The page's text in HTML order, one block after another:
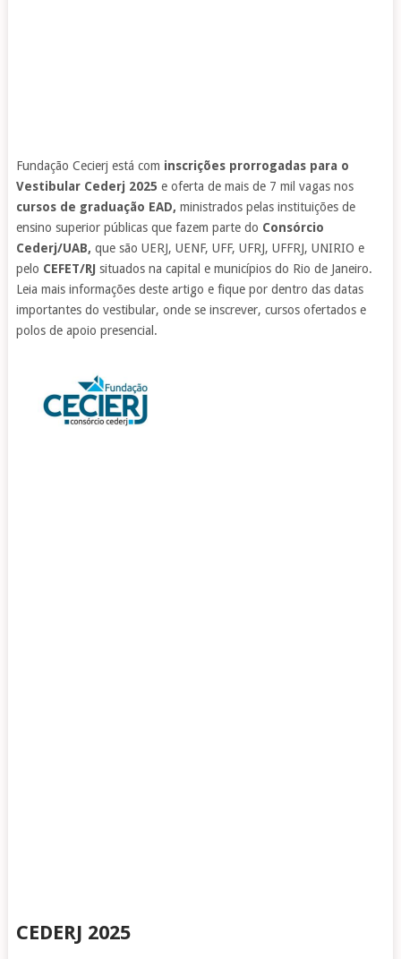
Fundação Cecierj está com inscrições prorrogadas para o
Vestibular Cederj 2025 e oferta de mais de 7 mil vagas nos
cursos de graduação EAD, ministrados pelas instituições de
ensino superior públicas que fazem parte do Consórcio
Cederj/UAB, que são UERJ, UENF, UFF, UFRJ, UFFRJ, UNIRIO e
pelo CEFET/RJ situados na capital e municípios do Rio de Janeiro.
Leia mais informações deste artigo e fique por dentro das datas
importantes do vestibular, onde se inscrever, cursos ofertados e
polos de apoio presencial.
CEDERJ 2025